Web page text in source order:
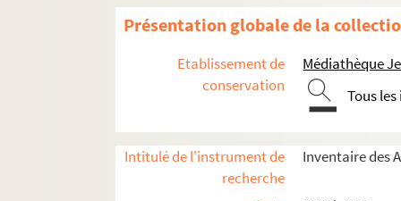
Présentation globale de la
Etablissement de
conservation
Médiathèque
Tous
Intitulé de l'instrument de
recherche
Inventaire des
am1. Familles
am2. Communes par ordre alphabétique
am3. Archives de Lille
am3-d. Administration générale
am3-g. Administrations financières
am3h. Affaires militaires